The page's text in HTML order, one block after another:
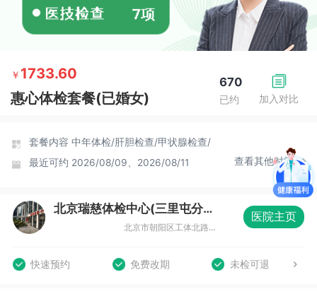
加入对比
670
已约
￥ 1733.60
惠心体检套餐(已婚女)
套餐内容 中年体检/肝胆检查/甲状腺检查/
最近可约 2026/08/09、2026/08/11 查看其他时间
北京瑞慈体检中心(三里屯分院)
北京市朝阳区工体北路8号院三里屯SOHO5楼六号商场3层
医院主页
快速预约 免费改期 未检可退